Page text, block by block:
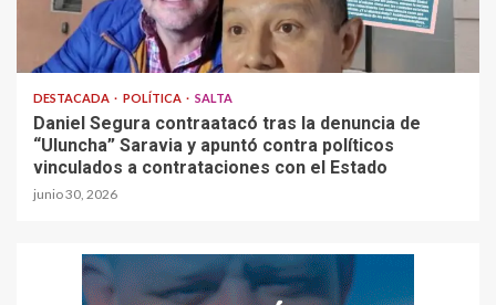
DESTACADA POLÍTICA SALTA
Daniel Segura contraatacó tras la denuncia de
“Uluncha” Saravia y apuntó contra políticos
vinculados a contrataciones con el Estado
junio 30, 2026